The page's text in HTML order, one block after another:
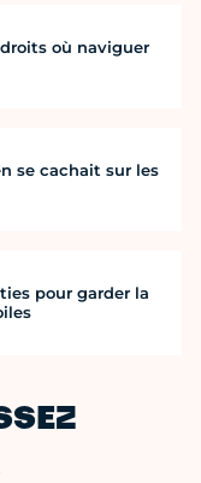
où naviguer
se cachait sur les
pour garder la